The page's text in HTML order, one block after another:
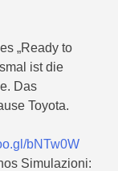
„Ready to
ist die
Das
Toyota.
bNTw0W
Simulazioni: